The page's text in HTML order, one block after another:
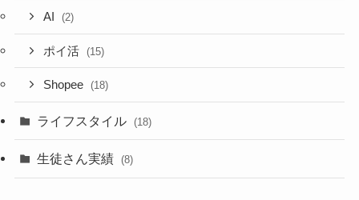
AI (2)
ポイ活 (15)
Shopee (18)
ライフスタイル (18)
生徒さん実績 (8)